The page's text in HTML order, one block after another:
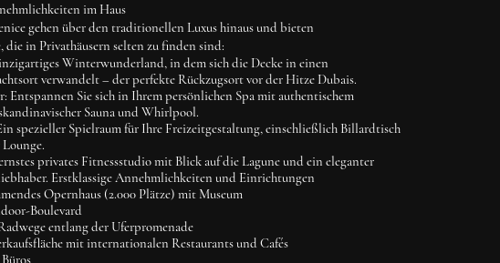
im Haus
gehen über den traditionellen Luxus hinaus und bieten
die in Privathäusern selten zu finden sind:
Winterwunderland, in dem sich die Decke in einen
verwandelt – der perfekte Rückzugsort vor der Hitze Dubais.
Entspannen Sie sich in Ihrem persönlichen Spa mit authentischem
Sauna und Whirlpool.
spezieller Spielraum für Ihre Freizeitgestaltung, einschließlich Billardtisch
privates Fitnessstudio mit Blick auf die Lagune und ein eleganter
Erstklassige Annehmlichkeiten und Einrichtungen
Opernhaus (2.000 Plätze) mit Museum
Boulevard
entlang der Uferpromenade
mit internationalen Restaurants und Cafés